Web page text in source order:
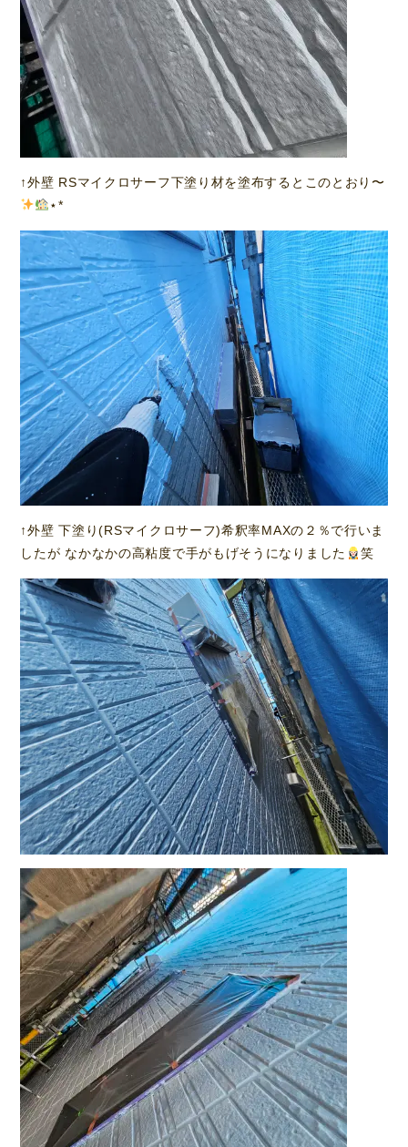
↑外壁 RSマイクロサーフ下塗り材を塗布するとこのとおり〜
⋆*
↑外壁 下塗り(RSマイクロサーフ)希釈率MAXの２％で行いま
したが なかなかの高粘度で手がもげそうになりました
笑